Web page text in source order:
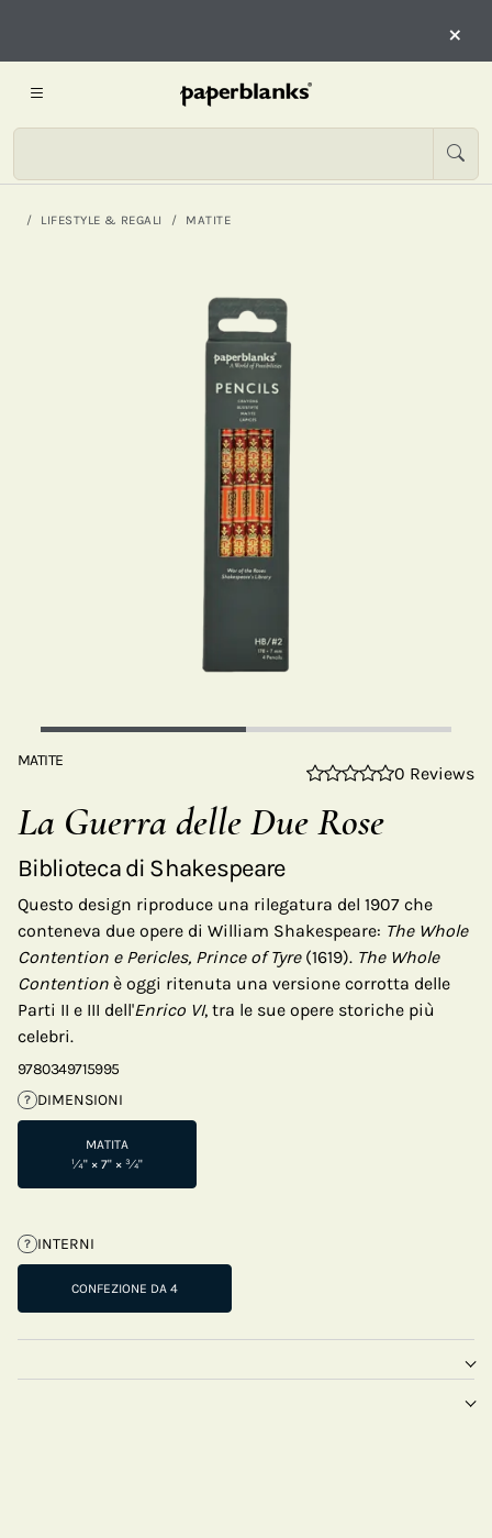
×
LIFESTYLE & REGALI MATITE
MATITE
0 Reviews
La Guerra delle Due Rose
Biblioteca di Shakespeare
Questo design riproduce una rilegatura del 1907 che
conteneva due opere di William Shakespeare: The Whole
Contention e Pericles, Prince of Tyre(1619). The Whole
Contention è oggi ritenuta una versione corrotta delle
Parti II e III dell'Enrico VI, tra le sue opere storiche più
celebri.
9780349715995
? DIMENSIONI
MATITA
¼" × 7" × ¾"
? INTERNI
CONFEZIONE DA 4